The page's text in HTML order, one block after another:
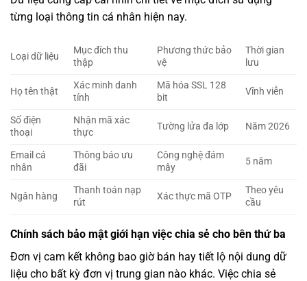
từng loại thông tin cá nhân hiện nay.
Loại dữ liệu
Mục đích thu
thập
Phương thức bảo
vệ
Thời gian
lưu
Họ tên thật
Xác minh danh
tính
Mã hóa SSL 128
bit
Vĩnh viễn
Số điện
thoại
Nhận mã xác
thực
Tường lửa đa lớp Năm 2026
Email cá
nhân
Thông báo ưu
đãi
Công nghệ đám
mây
5 năm
Ngân hàng
Thanh toán nạp
rút
Xác thực mã OTP
Theo yêu
cầu
Chính sách bảo mật giới hạn việc chia sẻ cho bên thứ ba
Đơn vị cam kết không bao giờ bán hay tiết lộ nội dung dữ
liệu cho bất kỳ đơn vị trung gian nào khác. Việc chia sẻ